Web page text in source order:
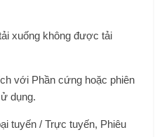
xuống không được tải
với Phần cứng hoặc phiên
dụng.
tuyến / Trực tuyến, Phiêu